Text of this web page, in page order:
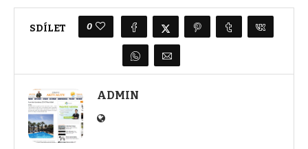
SDÍLET 0
ADMIN